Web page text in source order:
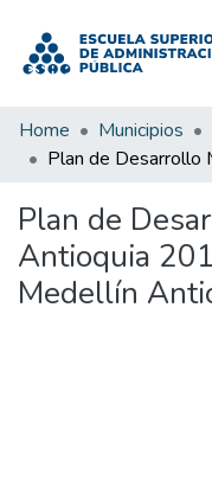
Home Municipios
Plan de
Antioquia
Medellín